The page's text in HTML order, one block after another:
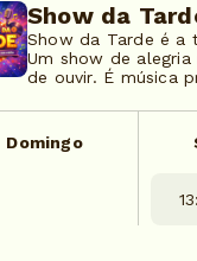
Show da
Show da Tarde é a
Um show de
de ouvir. É música
Domingo